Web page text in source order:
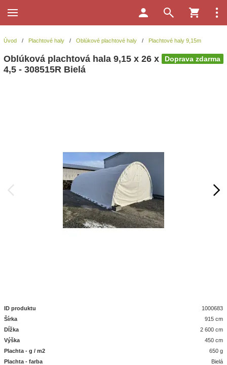
Úvod / Plachtové haly / Oblúkové plachtové haly / Plachtové haly 9,15m
Doprava zdarma
Oblúková plachtová hala 9,15 x 26 x
4,5 - 308515R Bielá
ID produktu
1000683
Šírka
915 cm
Dĺžka
2 600 cm
Výška
450 cm
Plachta - g / m2
650 g
Plachta - farba
Bielá